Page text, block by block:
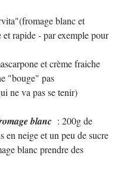
blanc et
rapide - par exemple pour
et crème fraiche
"bouge" pas
ne va pas se tenir)
blanc : 200g de
en neige et un peu de sucre
blanc prendre des